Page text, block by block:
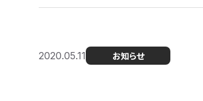
2020.05.11 お知らせ